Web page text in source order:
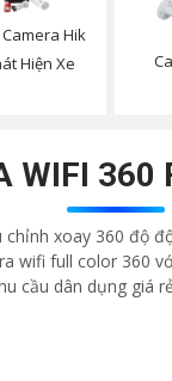
Hik
Hiện Xe
WIFI 360
xoay 360 độ
wifi full color 360
cầu dân dụng giá rẻ